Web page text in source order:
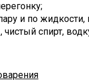
и по
чистый спирт,